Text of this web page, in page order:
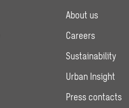
About us
Careers
Sustainability
Urban Insight
Press contacts